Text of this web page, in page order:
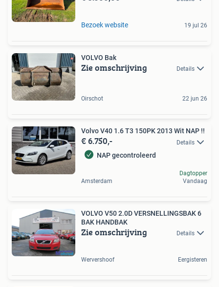
Bezoek website 19 jul 26
VOLVO Bak
Zie omschrijving Details
Oirschot 22 jun 26
Volvo V40 1.6 T3 150PK 2013 Wit NAP !!
€ 6.750,- Details
NAP gecontroleerd
Amsterdam
Dagtopper
Vandaag
VOLVO V50 2.0D VERSNELLINGSBAK 6
BAK HANDBAK
Zie omschrijving Details
Wervershoof Eergisteren